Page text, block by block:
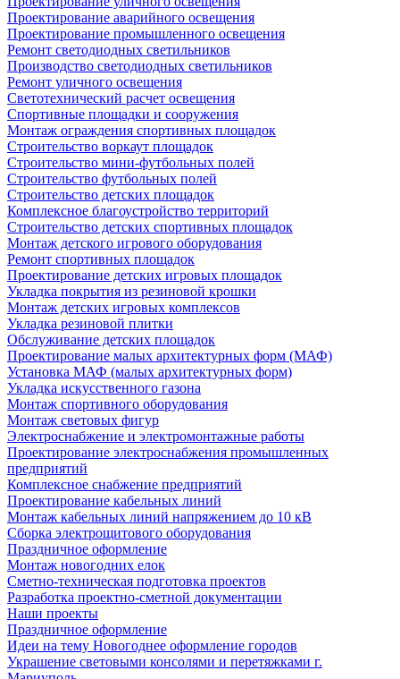
Проектирование аварийного освещения
Проектирование промышленного освещения
Ремонт светодиодных светильников
Производство светодиодных светильников
Ремонт уличного освещения
Светотехнический расчет освещения
Спортивные площадки и сооружения
Монтаж ограждения спортивных площадок
Строительство воркаут площадок
Строительство мини-футбольных полей
Строительство футбольных полей
Строительство детских площадок
Комплексное благоустройство территорий
Строительство детских спортивных площадок
Монтаж детского игрового оборудования
Ремонт спортивных площадок
Проектирование детских игровых площадок
Укладка покрытия из резиновой крошки
Монтаж детских игровых комплексов
Укладка резиновой плитки
Обслуживание детских площадок
Проектирование малых архитектурных форм (МАФ)
Установка МАФ (малых архитектурных форм)
Укладка искусственного газона
Монтаж спортивного оборудования
Монтаж световых фигур
Электроснабжение и электромонтажные работы
Проектирование электроснабжения промышленных
предприятий
Комплексное снабжение предприятий
Проектирование кабельных линий
Монтаж кабельных линий напряжением до 10 кВ
Сборка электрощитового оборудования
Праздничное оформление
Монтаж новогодних елок
Сметно-техническая подготовка проектов
Разработка проектно-сметной документации
Наши проекты
Праздничное оформление
Идеи на тему Новогоднее оформление городов
Украшение световыми консолями и перетяжками г.